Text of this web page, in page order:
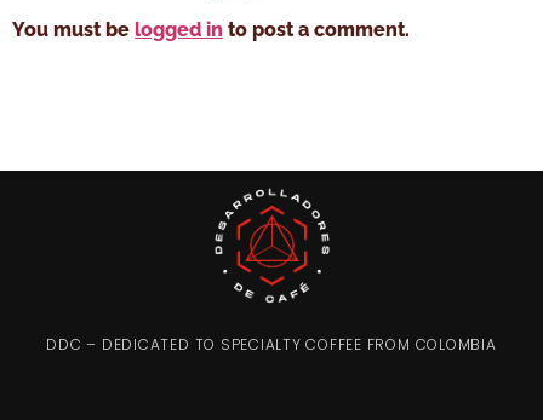
You must be logged in to post a comment.
DDC – DEDICATED TO SPECIALTY COFFEE FROM COLOMBIA